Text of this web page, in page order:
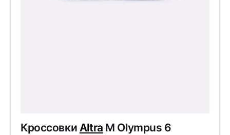
Кроссовки Altra M Olympus 6